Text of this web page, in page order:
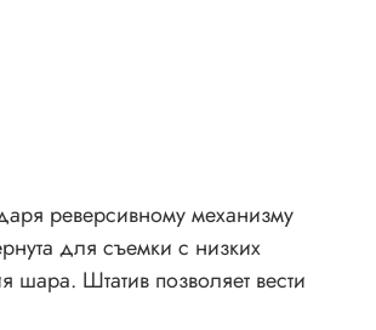
реверсивному механизму
для съемки с низких
шара. Штатив позволяет вести